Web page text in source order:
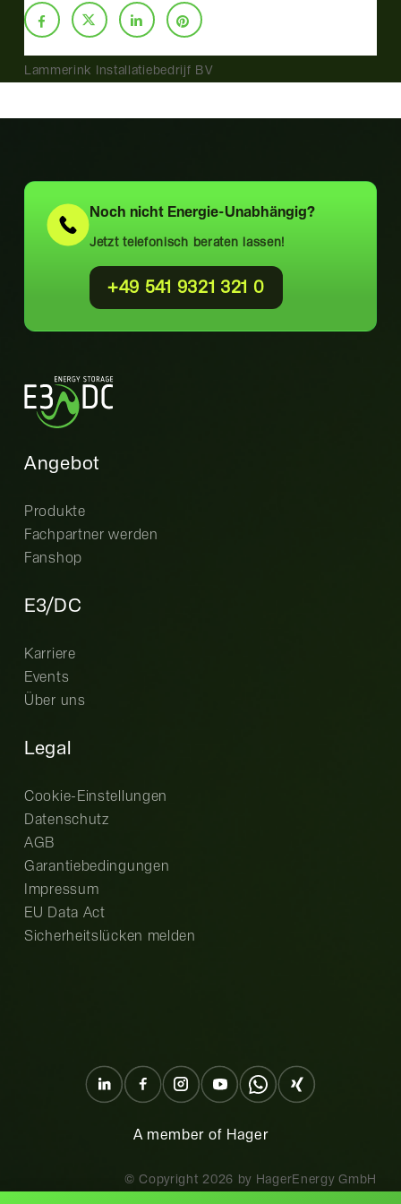
Lammerink Installatiebedrijf BV
Noch nicht Energie-Unabhängig?
Jetzt telefonisch beraten lassen!
+49 541 9321 321 0
Angebot
Produkte
Fachpartner werden
Fanshop
E3/DC
Karriere
Events
Über uns
Legal
Cookie-Einstellungen
Datenschutz
AGB
Garantiebedingungen
Impressum
EU Data Act
Sicherheitslücken melden
A member of Hager
© Copyright 2026 by HagerEnergy GmbH